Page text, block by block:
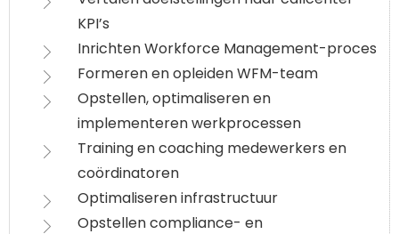
KPI’s
Inrichten Workforce Management-proces
Formeren en opleiden WFM-team
Opstellen, optimaliseren en
implementeren werkprocessen
Training en coaching medewerkers en
coördinatoren
Optimaliseren infrastructuur
Opstellen compliance- en